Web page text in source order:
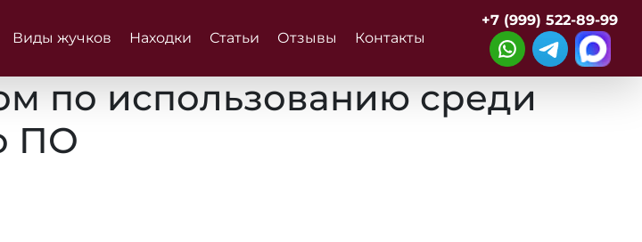
Виды жучков Находки Статьи Отзывы Контакты
+7 (999) 522-89-99
по использованию среди
ПО